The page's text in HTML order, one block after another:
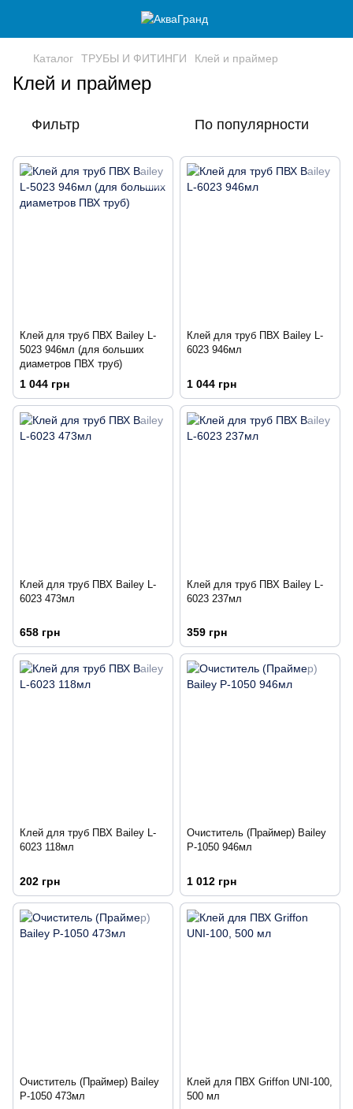
Каталог ТРУБЫ И ФИТИНГИ Клей и праймер
Клей и праймер
Фильтр По популярности
Клей для труб ПВХ Bailey L-
5023 946мл (для больших
диаметров ПВХ труб)
1 044 грн
Клей для труб ПВХ Bailey L-
6023 946мл
1 044 грн
Клей для труб ПВХ Bailey L-
6023 473мл
658 грн
Клей для труб ПВХ Bailey L-
6023 237мл
359 грн
Клей для труб ПВХ Bailey L-
6023 118мл
202 грн
Очиститель (Праймер) Bailey
P-1050 946мл
1 012 грн
Очиститель (Праймер) Bailey
P-1050 473мл
Клей для ПВХ Griffon UNI-100,
500 мл